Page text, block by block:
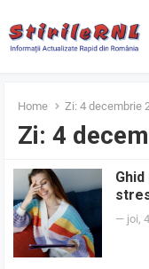
Home Zi:4 decembrie
Zi:4
— joi,